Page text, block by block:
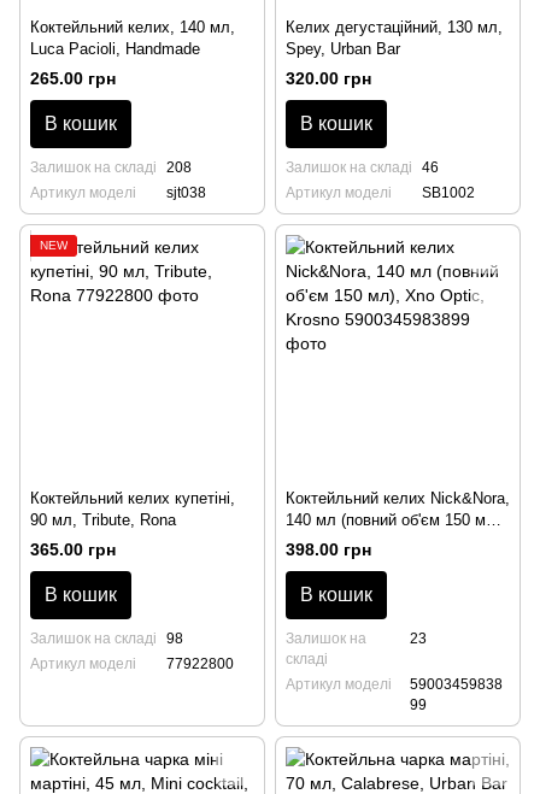
Коктейльний келих, 140 мл,
Luca Pacioli, Handmade
265.00 грн
В кошик
Залишок на складі
208
Артикул моделі
sjt038
Келих дегустаційний, 130 мл,
Spey, Urban Bar
320.00 грн
В кошик
Залишок на складі
46
Артикул моделі
SB1002
NEW
Коктейльний келих купетіні,
90 мл, Tribute, Rona
365.00 грн
В кошик
Залишок на складі
98
Артикул моделі
77922800
Коктейльний келих Nick&Nora,
140 мл (повний об'єм 150 мл),
Xno Optic, Krosno
398.00 грн
В кошик
Залишок на
складі
23
Артикул моделі
59003459838
99